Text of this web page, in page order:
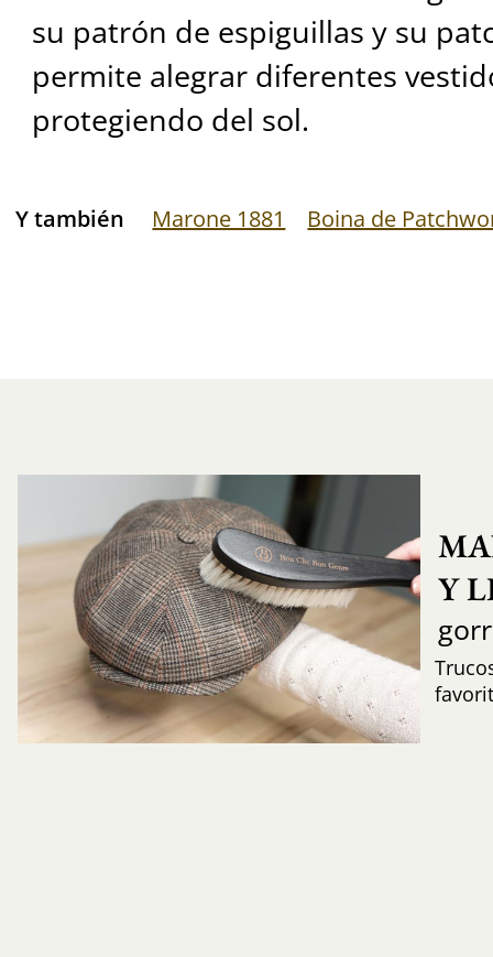
su patrón de espiguillas y su
permite alegrar diferentes
protegiendo del sol.
Y también Marone 1881 Boina de
Y